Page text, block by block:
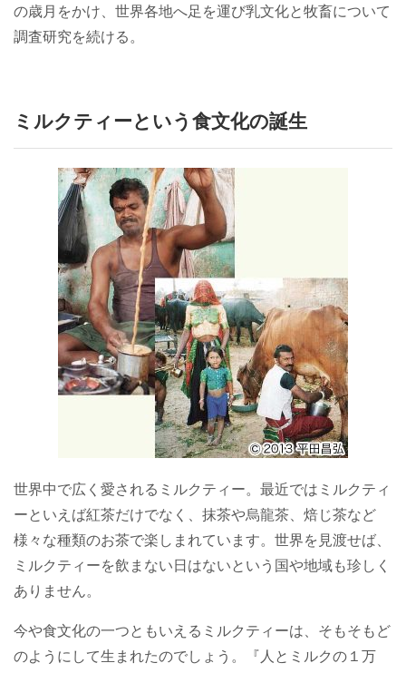
の歳月をかけ、世界各地へ足を運び乳文化と牧畜について
調査研究を続ける。
ミルクティーという食文化の誕生
世界中で広く愛されるミルクティー。最近ではミルクティ
ーといえば紅茶だけでなく、抹茶や烏龍茶、焙じ茶など
様々な種類のお茶で楽しまれています。世界を見渡せば、
ミルクティーを飲まない日はないという国や地域も珍しく
ありません。
今や食文化の一つともいえるミルクティーは、そもそもど
のようにして生まれたのでしょう。『人とミルクの１万